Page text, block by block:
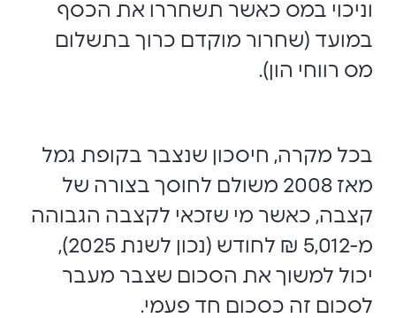
וניכוי במס כאשר תשחררו את הכסף
במועד (שחרור מוקדם כרוך בתשלום
מס רווחי הון).
בכל מקרה, חיסכון שנצבר בקופת גמל
מאז 2008 משולם לחוסך בצורה של
קצבה, כאשר מי שזכאי לקצבה הגבוהה
מ-5,012 ₪ לחודש (נכון לשנת 2025),
יכול למשוך את הסכום שצבר מעבר
לסכום זה כסכום חד פעמי.